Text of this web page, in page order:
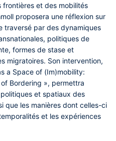
frontières et des mobilités
proposera une réflexion sur
traversé par des dynamiques
politiques de
formes de stase et
migratoires. Son intervention,
a Space of (Im)mobility:
Bordering », permettra
et spatiaux des
que les manières dont celles-ci
et les expériences